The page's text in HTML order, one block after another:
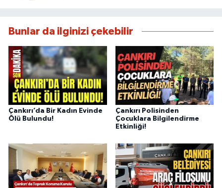
Bunlar da ilginizi çekebilir
Çankırı’da Bir Kadın Evinde
Ölü Bulundu!
Çankırı Polisinden
Çocuklara Bilgilendirme
Etkinliği!